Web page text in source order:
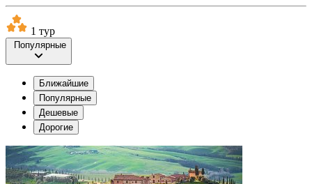
1 тур
Популярные
Ближайшие
Популярные
Дешевые
Дорогие